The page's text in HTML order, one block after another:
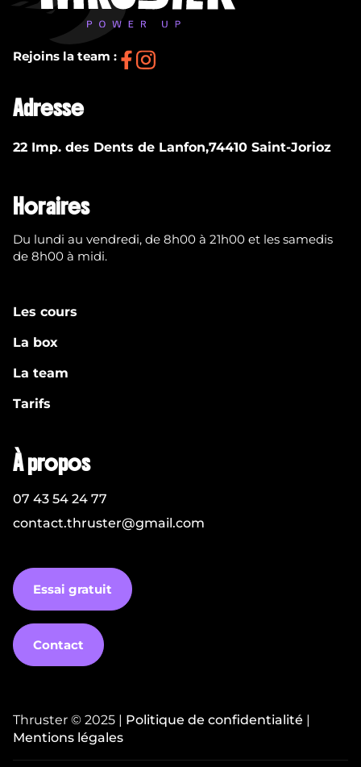
Rejoins la team :
Adresse
22 Imp. des Dents de Lanfon,74410 Saint-Jorioz
Horaires
Du lundi au vendredi, de 8h00 à 21h00 et les samedis
de 8h00 à midi.
Les cours
La box
La team
Tarifs
À propos
07 43 54 24 77
contact.thruster@gmail.com
Essai gratuit
Contact
Thruster © 2025 | Politique de confidentialité |
Mentions légales